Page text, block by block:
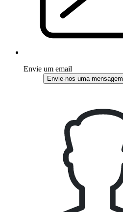
Envie um email
Envie-nos uma mensagem